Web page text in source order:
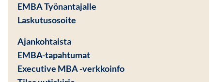
EMBA Työnantajalle
Laskutusosoite
Ajankohtaista
EMBA-tapahtumat
Executive MBA -verkkoinfo